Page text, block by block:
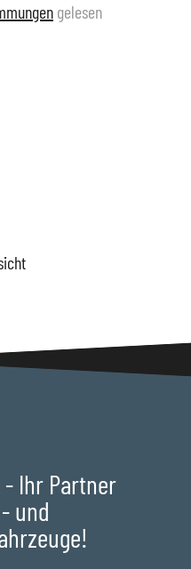
gelesen
- Ihr Partner
und